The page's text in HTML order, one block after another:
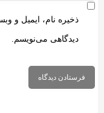
ذخیره نام، ایمیل و
دیدگاهی می‌نویسم.